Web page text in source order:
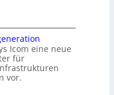
Icom eine neue
für
vor.